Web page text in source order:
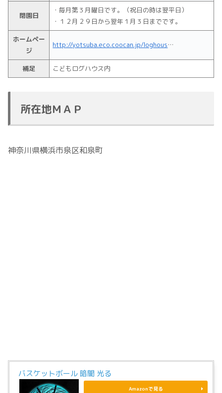
閉園日
・毎月第３月曜日です。（祝日の時は翌平日）
・１２月２９日から翌年１月３日までです。
ホームペー
ジ
http://yotsuba.eco.coocan.jp/loghouse.html
補足 こどもログハウス内
所在地ＭＡＰ
神奈川県横浜市泉区和泉町
バスケットボール 暗闇 光る
Amazonで見る